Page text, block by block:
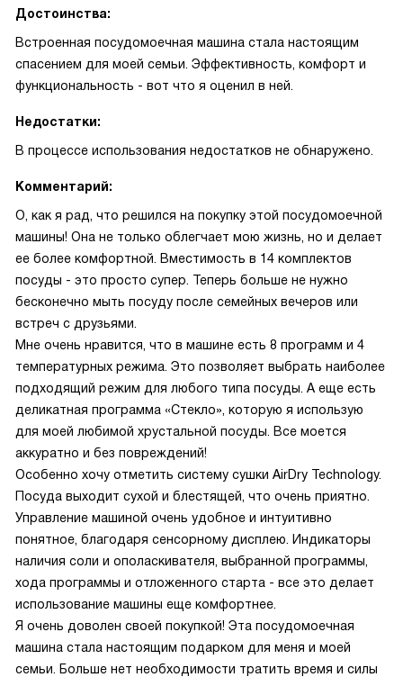
Достоинства:
Встроенная посудомоечная машина стала настоящим
спасением для моей семьи. Эффективность, комфорт и
функциональность - вот что я оценил в ней.
Недостатки:
В процессе использования недостатков не обнаружено.
Комментарий:
О, как я рад, что решился на покупку этой посудомоечной
машины! Она не только облегчает мою жизнь, но и делает
ее более комфортной. Вместимость в 14 комплектов
посуды - это просто супер. Теперь больше не нужно
бесконечно мыть посуду после семейных вечеров или
встреч с друзьями.
Мне очень нравится, что в машине есть 8 программ и 4
температурных режима. Это позволяет выбрать наиболее
подходящий режим для любого типа посуды. А еще есть
деликатная программа «Стекло», которую я использую
для моей любимой хрустальной посуды. Все моется
аккуратно и без повреждений!
Особенно хочу отметить систему сушки AirDry Technology.
Посуда выходит сухой и блестящей, что очень приятно.
Управление машиной очень удобное и интуитивно
понятное, благодаря сенсорному дисплею. Индикаторы
наличия соли и ополаскивателя, выбранной программы,
хода программы и отложенного старта - все это делает
использование машины еще комфортнее.
Я очень доволен своей покупкой! Эта посудомоечная
машина стала настоящим подарком для меня и моей
семьи. Больше нет необходимости тратить время и силы